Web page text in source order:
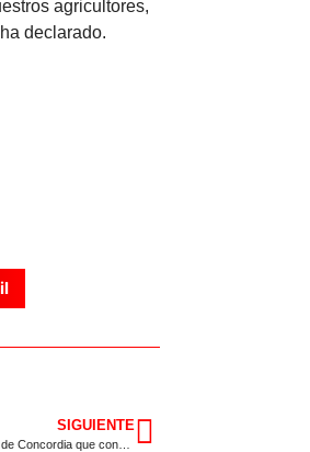
agricultores,
declarado.
SIGUIENTE